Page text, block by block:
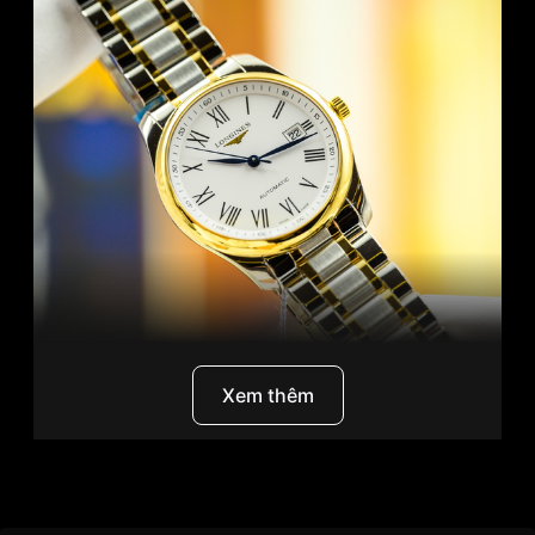
Longines Master L2.793.5.19.7là một trong
Xem thêm